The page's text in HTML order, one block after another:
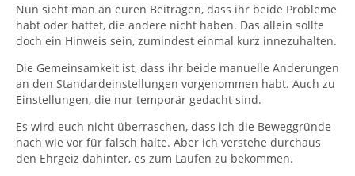
Nun sieht man an euren Beiträgen, dass ihr beide Probleme
habt oder hattet, die andere nicht haben. Das allein sollte
doch ein Hinweis sein, zumindest einmal kurz innezuhalten.
Die Gemeinsamkeit ist, dass ihr beide manuelle Änderungen
an den Standardeinstellungen vorgenommen habt. Auch zu
Einstellungen, die nur temporär gedacht sind.
Es wird euch nicht überraschen, dass ich die Beweggründe
nach wie vor für falsch halte. Aber ich verstehe durchaus
den Ehrgeiz dahinter, es zum Laufen zu bekommen.